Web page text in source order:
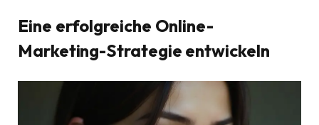
Eine erfolgreiche Online-
Marketing-Strategie entwickeln